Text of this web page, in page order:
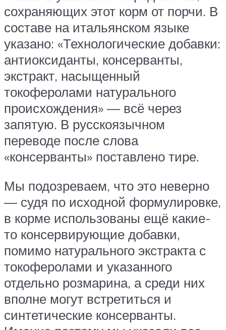
сохраняющих этот корм от порчи. В
составе на итальянском языке
указано: «Технологические добавки:
антиоксиданты, консерванты,
экстракт, насыщенный
токоферолами натурального
происхождения» — всё через
запятую. В русскоязычном
переводе после слова
«консерванты» поставлено тире.
Мы подозреваем, что это неверно
— судя по исходной формулировке,
в корме использованы ещё какие-
то консервирующие добавки,
помимо натурального экстракта с
токоферолами и указанного
отдельно розмарина, а среди них
вполне могут встретиться и
синтетические консерванты.